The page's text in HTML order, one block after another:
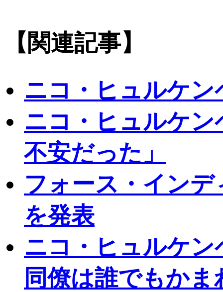
【関連記事】
ニコ・ヒュルケ
ニコ・ヒュルケ
不安だった」
フォース・インデ
を発表
ニコ・ヒュルケ
同僚は誰でもかま